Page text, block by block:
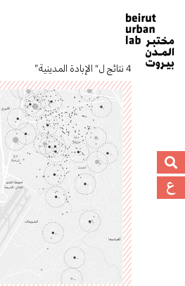
4 نتائج ل“ الإبادة المدينية”